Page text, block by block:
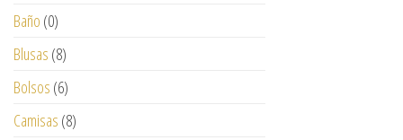
Baño (0)
Blusas (8)
Bolsos (6)
Camisas (8)